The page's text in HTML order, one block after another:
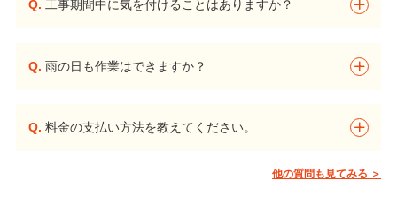
Q. 工事期間中に気を付けることはありますか？
Q. 雨の日も作業はできますか？
Q. 料金の支払い方法を教えてください。
他の質問も見てみる ＞